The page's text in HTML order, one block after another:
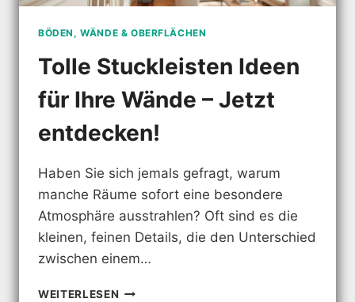
BÖDEN, WÄNDE & OBERFLÄCHEN
Tolle Stuckleisten Ideen
für Ihre Wände – Jetzt
entdecken!
Haben Sie sich jemals gefragt, warum
manche Räume sofort eine besondere
Atmosphäre ausstrahlen? Oft sind es die
kleinen, feinen Details, die den Unterschied
zwischen einem…
WEITERLESEN TOLLE